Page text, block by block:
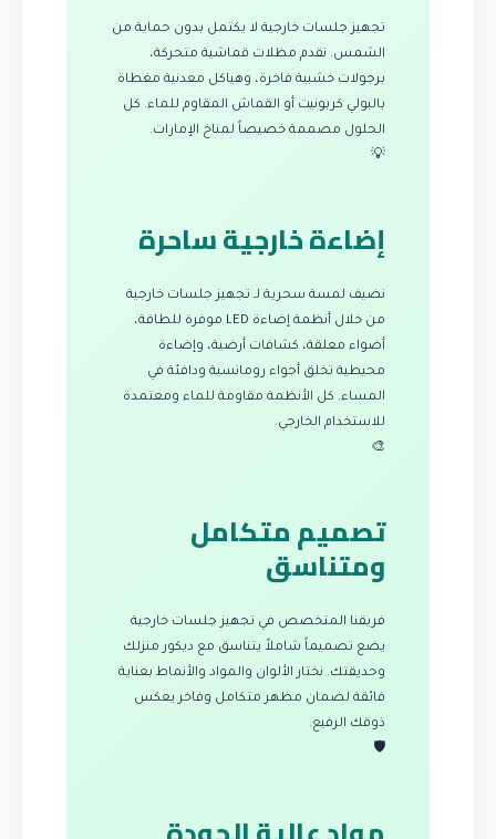
تجهيز جلسات خارجية لا يكتمل بدون حماية من
الشمس. نقدم مظلات قماشية متحركة،
برجولات خشبية فاخرة، وهياكل معدنية مغطاة
بالبولي كربونيت أو القماش المقاوم للماء. كل
الحلول مصممة خصيصاً لمناخ الإمارات.
💡
إضاءة خارجية ساحرة
نضيف لمسة سحرية لـ تجهيز جلسات خارجية
من خلال أنظمة إضاءة LED موفرة للطاقة،
أضواء معلقة، كشافات أرضية، وإضاءة
محيطية تخلق أجواء رومانسية ودافئة في
المساء. كل الأنظمة مقاومة للماء ومعتمدة
للاستخدام الخارجي.
🎨
تصميم متكامل
ومتناسق
فريقنا المتخصص في تجهيز جلسات خارجية
يضع تصميماً شاملاً يتناسق مع ديكور منزلك
وحديقتك. نختار الألوان والمواد والأنماط بعناية
فائقة لضمان مظهر متكامل وفاخر يعكس
ذوقك الرفيع.
🛡️